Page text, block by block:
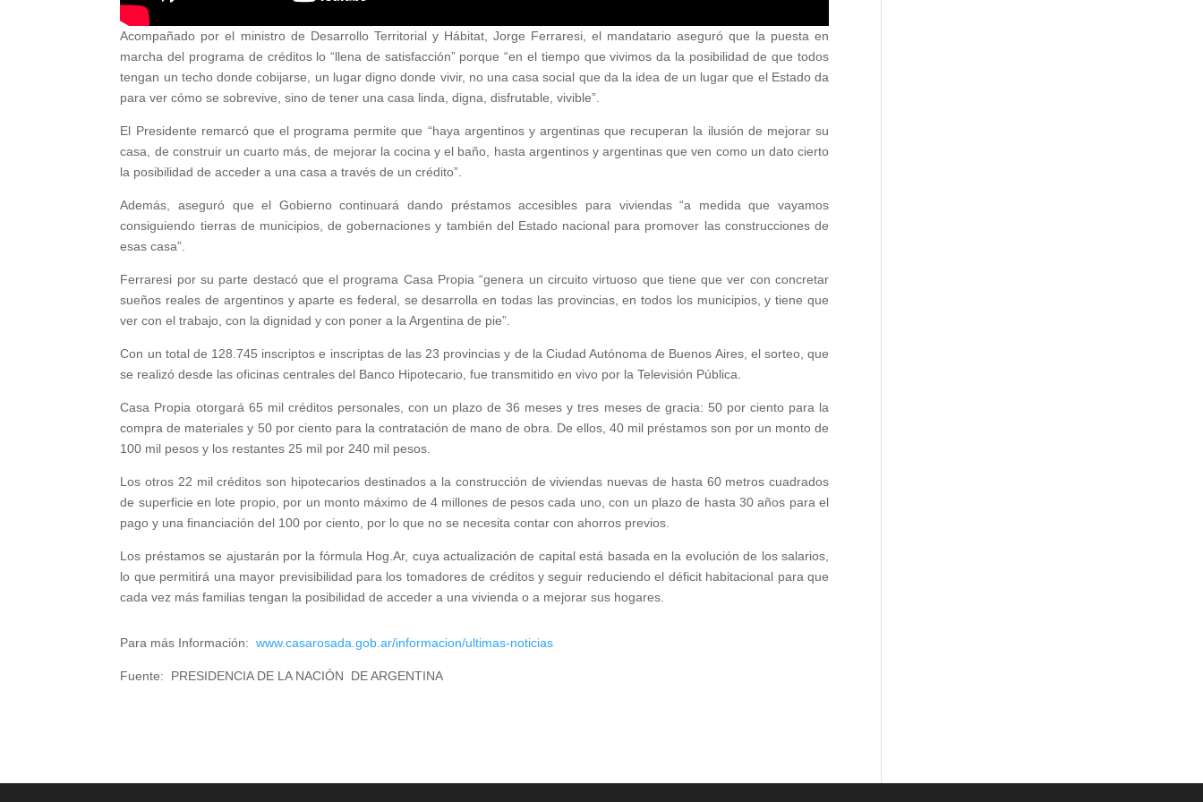
Acompañado por el ministro de Desarrollo Territorial y Hábitat, Jorge Ferraresi, el mandatario aseguró que la puesta en
marcha del programa de créditos lo “llena de satisfacción” porque “en el tiempo que vivimos da la posibilidad de que todos
tengan un techo donde cobijarse, un lugar digno donde vivir, no una casa social que da la idea de un lugar que el Estado da
para ver cómo se sobrevive, sino de tener una casa linda, digna, disfrutable, vivible”.
El Presidente remarcó que el programa permite que “haya argentinos y argentinas que recuperan la ilusión de mejorar su
casa, de construir un cuarto más, de mejorar la cocina y el baño, hasta argentinos y argentinas que ven como un dato cierto
la posibilidad de acceder a una casa a través de un crédito”.
Además, aseguró que el Gobierno continuará dando préstamos accesibles para viviendas “a medida que vayamos
consiguiendo tierras de municipios, de gobernaciones y también del Estado nacional para promover las construcciones de
esas casa”.
Ferraresi por su parte destacó que el programa Casa Propia “genera un circuito virtuoso que tiene que ver con concretar
sueños reales de argentinos y aparte es federal, se desarrolla en todas las provincias, en todos los municipios, y tiene que
ver con el trabajo, con la dignidad y con poner a la Argentina de pie”.
Con un total de 128.745 inscriptos e inscriptas de las 23 provincias y de la Ciudad Autónoma de Buenos Aires, el sorteo, que
se realizó desde las oficinas centrales del Banco Hipotecario, fue transmitido en vivo por la Televisión Pública.
Casa Propia otorgará 65 mil créditos personales, con un plazo de 36 meses y tres meses de gracia: 50 por ciento para la
compra de materiales y 50 por ciento para la contratación de mano de obra. De ellos, 40 mil préstamos son por un monto de
100 mil pesos y los restantes 25 mil por 240 mil pesos.
Los otros 22 mil créditos son hipotecarios destinados a la construcción de viviendas nuevas de hasta 60 metros cuadrados
de superficie en lote propio, por un monto máximo de 4 millones de pesos cada uno, con un plazo de hasta 30 años para el
pago y una financiación del 100 por ciento, por lo que no se necesita contar con ahorros previos.
Los préstamos se ajustarán por la fórmula Hog.Ar, cuya actualización de capital está basada en la evolución de los salarios,
lo que permitirá una mayor previsibilidad para los tomadores de créditos y seguir reduciendo el déficit habitacional para que
cada vez más familias tengan la posibilidad de acceder a una vivienda o a mejorar sus hogares.
Para más Información:www.casarosada.gob.ar/informacion/ultimas-noticias
Fuente: PRESIDENCIA DE LA NACIÓN DE ARGENTINA